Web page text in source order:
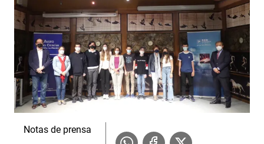
Notas de prensa